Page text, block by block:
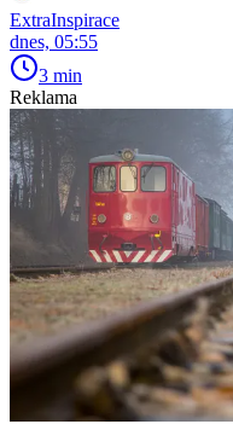
ExtraInspirace
dnes, 05:55
3 min
Reklama